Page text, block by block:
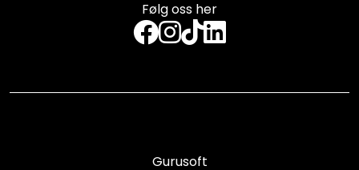
Følg oss her
Gurusoft